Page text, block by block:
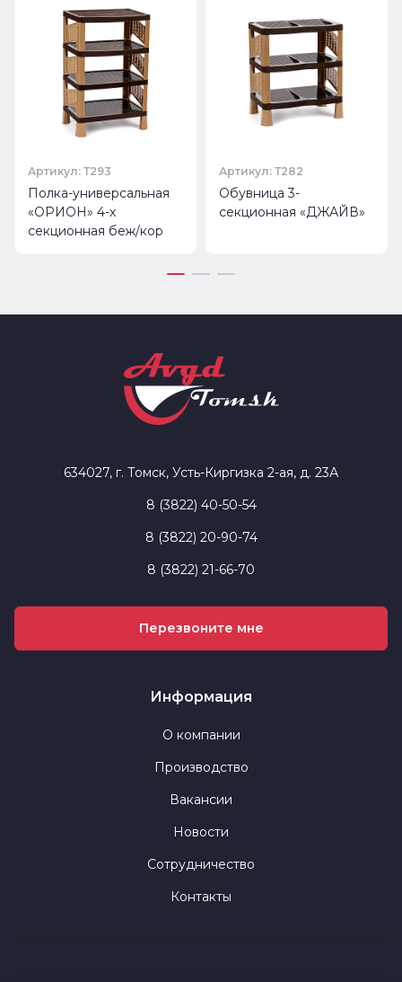
Артикул: Т293
Полка-универсальная
«ОРИОН» 4-х
секционная беж/кор
Артикул: Т282
Обувница 3-
секционная «ДЖАЙВ»
634027, г. Томск, Усть-Киргизка 2-ая, д. 23А
8 (3822) 40-50-54
8 (3822) 20-90-74
8 (3822) 21-66-70
Перезвоните мне
Информация
О компании
Производство
Вакансии
Новости
Сотрудничество
Контакты